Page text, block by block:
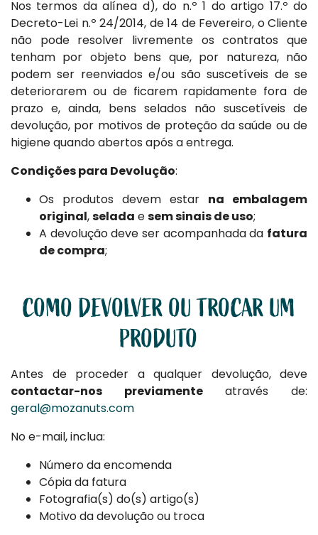
Nos termos da alínea d), do n.º 1 do artigo 17.º do
Decreto-Lei n.º 24/2014, de 14 de Fevereiro, o Cliente
não pode resolver livremente os contratos que
tenham por objeto bens que, por natureza, não
podem ser reenviados e/ou são suscetíveis de se
deteriorarem ou de ficarem rapidamente fora de
prazo e, ainda, bens selados não suscetíveis de
devolução, por motivos de proteção da saúde ou de
higiene quando abertos após a entrega.
Condições para Devolução:
Os produtos devem estar na embalagem
original,selada esem sinais de uso;
A devolução deve ser acompanhada da fatura
de compra;
COMO DEVOLVER OU TROCAR UM
PRODUTO
Antes de proceder a qualquer devolução, deve
contactar-nos previamenteatravés de:
geral@mozanuts.com
No e-mail, inclua:
Número da encomenda
Cópia da fatura
Fotografia(s) do(s) artigo(s)
Motivo da devolução ou troca